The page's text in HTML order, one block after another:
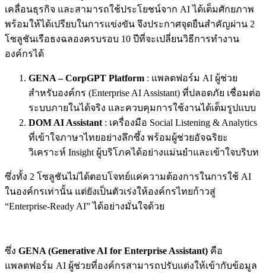
เคลื่อนธุรกิจ และสามารถใช้ประโยชน์จาก AI ได้เต็มศักยภาพ
พร้อมให้ได้เปรียบในการแข่งขัน จึงประกาศจุดยืนสำคัญผ่าน 2
โซลูชันเรือธงฉลองครบรอบ 10 ปีที่จะเปลี่ยนวิธีการทำงาน
องค์กรได้
GENA – CorpGPT Platform : แพลตฟอร์ม AI ผู้ช่วย
สำหรับองค์กร (Enterprise AI Assistant) ที่ปลอดภัย เชื่อมต่อ
ระบบภายในได้จริง และควบคุมการใช้งานได้เต็มรูปแบบ
DOM AI Assistant : เครื่องมือ Social Listening & Analytics
ที่เข้าใจภาษาไทยอย่างลึกซึ้ง พร้อมผู้ช่วยอัจฉริยะ
วิเคราะห์ Insight ผู้บริโภคได้อย่างแม่นยำและเข้าใจบริบท
ซึ่งทั้ง 2 โซลูชันไม่ได้ตอบโจทย์แค่ความต้องการในการใช้ AI
ในองค์กรเท่านั้น แต่ยังเป็นตัวเร่งให้องค์กรไทยก้าวสู่
“Enterprise-Ready AI” ได้อย่างมั่นใจด้วย
ซึ่ง GENA (Generative AI for Enterprise Assistant) คือ
แพลตฟอร์ม AI ผู้ช่วยที่องค์กรสามารถปรับแต่งให้เข้ากับข้อมูล